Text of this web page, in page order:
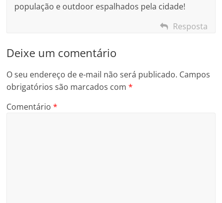
população e outdoor espalhados pela cidade!
Resposta
Deixe um comentário
O seu endereço de e-mail não será publicado. Campos
obrigatórios são marcados com*
Comentário*